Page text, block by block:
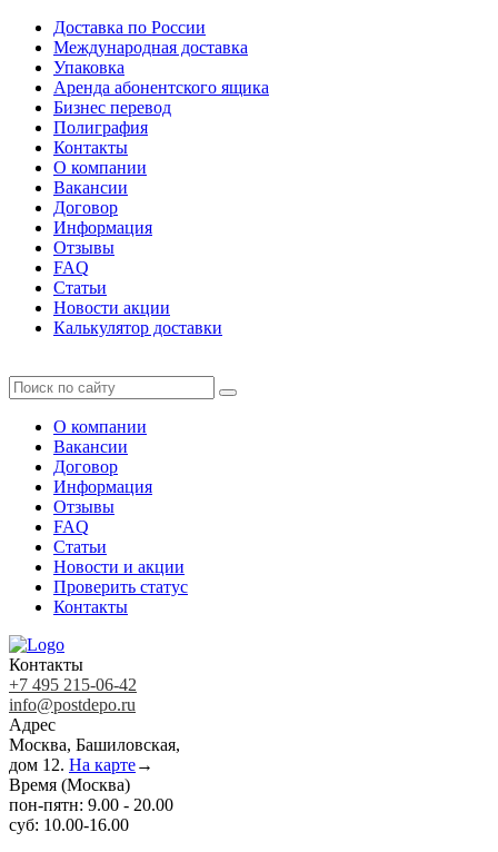
Доставка по России
Международная доставка
Упаковка
Аренда абонентского ящика
Бизнес перевод
Полиграфия
Контакты
О компании
Вакансии
Договор
Информация
Отзывы
FAQ
Статьи
Новости акции
Калькулятор доставки
О компании
Вакансии
Договор
Информация
Отзывы
FAQ
Статьи
Новости и акции
Проверить статус
Контакты
Контакты
+7 495 215-06-42
info@postdepo.ru
Адрес
Москва, Башиловская,
дом 12. На карте→
Время (Москва)
пон-пятн: 9.00 - 20.00
суб: 10.00-16.00